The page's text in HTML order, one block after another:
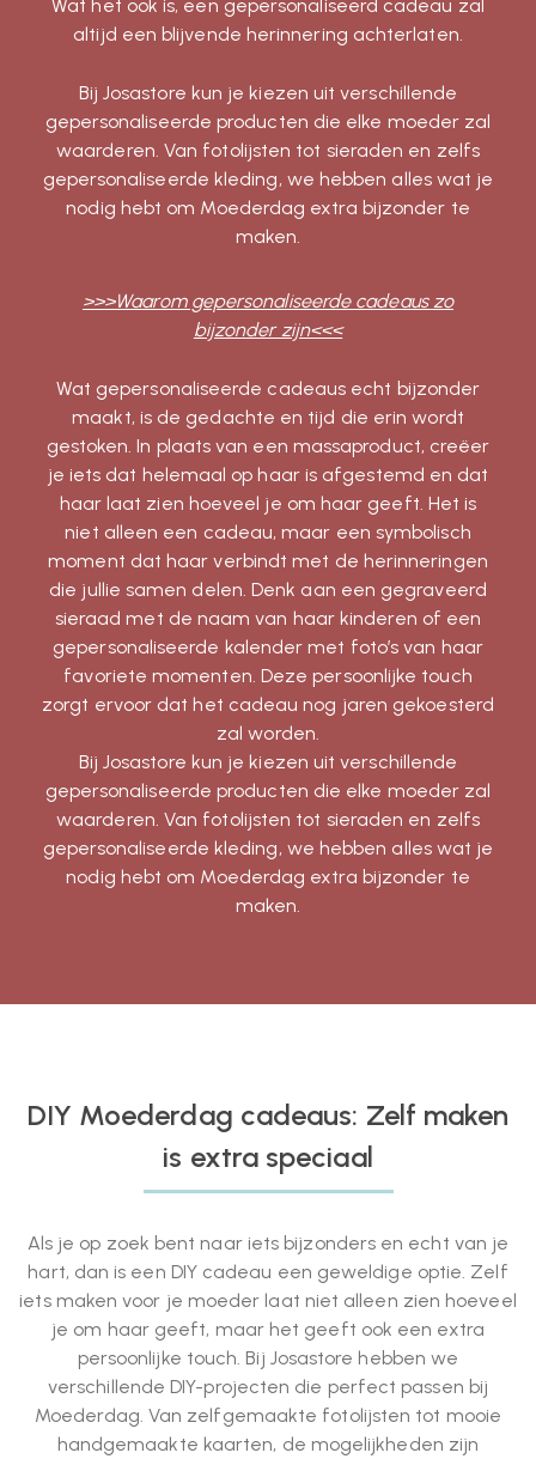
Wat het ook is, een gepersonaliseerd cadeau zal
altijd een blijvende herinnering achterlaten.
Bij Josastore kun je kiezen uit verschillende
gepersonaliseerde producten die elke moeder zal
waarderen. Van fotolijsten tot sieraden en zelfs
gepersonaliseerde kleding, we hebben alles wat je
nodig hebt om Moederdag extra bijzonder te
maken.
>>>Waarom gepersonaliseerde cadeaus zo
bijzonder zijn<<<
Wat gepersonaliseerde cadeaus echt bijzonder
maakt, is de gedachte en tijd die erin wordt
gestoken. In plaats van een massaproduct, creëer
je iets dat helemaal op haar is afgestemd en dat
haar laat zien hoeveel je om haar geeft. Het is
niet alleen een cadeau, maar een symbolisch
moment dat haar verbindt met de herinneringen
die jullie samen delen. Denk aan een gegraveerd
sieraad met de naam van haar kinderen of een
gepersonaliseerde kalender met foto’s van haar
favoriete momenten. Deze persoonlijke touch
zorgt ervoor dat het cadeau nog jaren gekoesterd
zal worden.
Bij Josastore kun je kiezen uit verschillende
gepersonaliseerde producten die elke moeder zal
waarderen. Van fotolijsten tot sieraden en zelfs
gepersonaliseerde kleding, we hebben alles wat je
nodig hebt om Moederdag extra bijzonder te
maken.
DIY Moederdag cadeaus: Zelf maken
is extra speciaal
Als je op zoek bent naar iets bijzonders en echt van je
hart, dan is een DIY cadeau een geweldige optie. Zelf
iets maken voor je moeder laat niet alleen zien hoeveel
je om haar geeft, maar het geeft ook een extra
persoonlijke touch. Bij Josastore hebben we
verschillende DIY-projecten die perfect passen bij
Moederdag. Van zelfgemaakte fotolijsten tot mooie
handgemaakte kaarten, de mogelijkheden zijn